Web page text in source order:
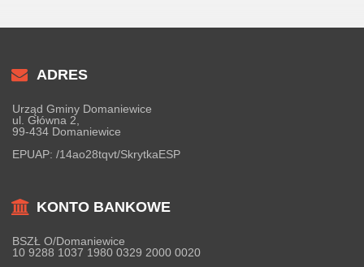
ADRES
Urząd Gminy Domaniewice
ul. Główna 2,
99-434 Domaniewice
EPUAP: /14ao28tqvt/SkrytkaESP
KONTO BANKOWE
BSZŁ O/Domaniewice
10 9288 1037 1980 0329 2000 0020